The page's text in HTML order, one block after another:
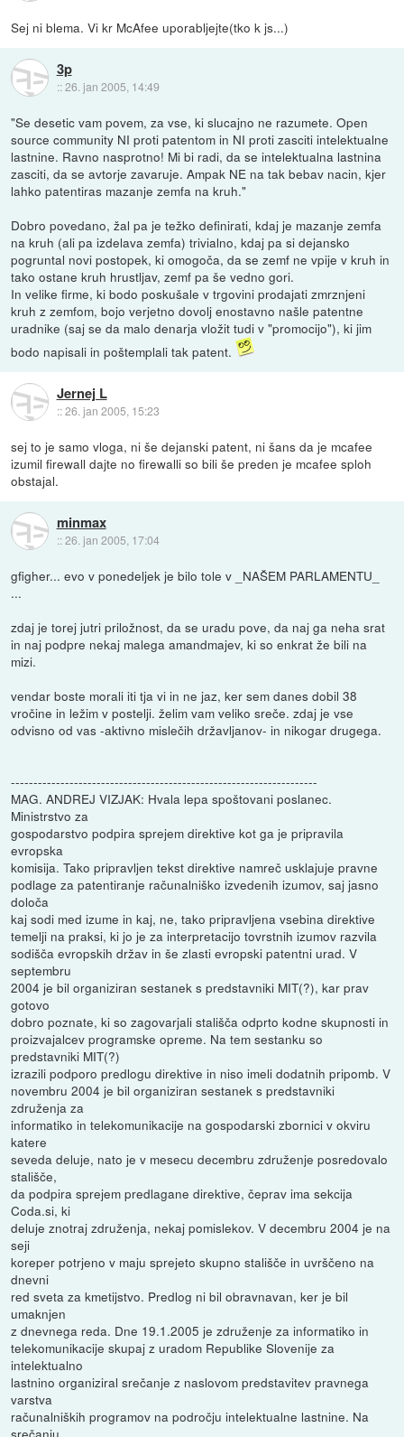
Sej ni blema. Vi kr McAfee uporabljejte(tko k js...)
3p
::26. jan 2005, 14:49
"Se desetic vam povem, za vse, ki slucajno ne razumete. Open
source community NI proti patentom in NI proti zasciti intelektualne
lastnine. Ravno nasprotno! Mi bi radi, da se intelektualna lastnina
zasciti, da se avtorje zavaruje. Ampak NE na tak bebav nacin, kjer
lahko patentiras mazanje zemfa na kruh."
Dobro povedano, žal pa je težko definirati, kdaj je mazanje zemfa
na kruh (ali pa izdelava zemfa) trivialno, kdaj pa si dejansko
pogruntal novi postopek, ki omogoča, da se zemf ne vpije v kruh in
tako ostane kruh hrustljav, zemf pa še vedno gori.
In velike firme, ki bodo poskušale v trgovini prodajati zmrznjeni
kruh z zemfom, bojo verjetno dovolj enostavno našle patentne
uradnike (saj se da malo denarja vložit tudi v "promocijo"), ki jim
bodo napisali in poštemplali tak patent.
Jernej L
::26. jan 2005, 15:23
sej to je samo vloga, ni še dejanski patent, ni šans da je mcafee
izumil firewall dajte no firewalli so bili še preden je mcafee sploh
obstajal.
minmax
::26. jan 2005, 17:04
gfigher... evo v ponedeljek je bilo tole v _NAŠEM PARLAMENTU_
...
zdaj je torej jutri priložnost, da se uradu pove, da naj ga neha srat
in naj podpre nekaj malega amandmajev, ki so enkrat že bili na
mizi.
vendar boste morali iti tja vi in ne jaz, ker sem danes dobil 38
vročine in ležim v postelji. želim vam veliko sreče. zdaj je vse
odvisno od vas -aktivno mislečih državljanov- in nikogar drugega.
--------------------------------------------------------------------
MAG. ANDREJ VIZJAK: Hvala lepa spoštovani poslanec.
Ministrstvo za
gospodarstvo podpira sprejem direktive kot ga je pripravila
evropska
komisija. Tako pripravljen tekst direktive namreč usklajuje pravne
podlage za patentiranje računalniško izvedenih izumov, saj jasno
določa
kaj sodi med izume in kaj, ne, tako pripravljena vsebina direktive
temelji na praksi, ki jo je za interpretacijo tovrstnih izumov razvila
sodišča evropskih držav in še zlasti evropski patentni urad. V
septembru
2004 je bil organiziran sestanek s predstavniki MIT(?), kar prav
gotovo
dobro poznate, ki so zagovarjali stališča odprto kodne skupnosti in
proizvajalcev programske opreme. Na tem sestanku so
predstavniki MIT(?)
izrazili podporo predlogu direktive in niso imeli dodatnih pripomb. V
novembru 2004 je bil organiziran sestanek s predstavniki
združenja za
informatiko in telekomunikacije na gospodarski zbornici v okviru
katere
seveda deluje, nato je v mesecu decembru združenje posredovalo
stališče,
da podpira sprejem predlagane direktive, čeprav ima sekcija
Coda.si, ki
deluje znotraj združenja, nekaj pomislekov. V decembru 2004 je na
seji
koreper potrjeno v maju sprejeto skupno stališče in uvrščeno na
dnevni
red sveta za kmetijstvo. Predlog ni bil obravnavan, ker je bil
umaknjen
z dnevnega reda. Dne 19.1.2005 je združenje za informatiko in
telekomunikacije skupaj z uradom Republike Slovenije za
intelektualno
lastnino organiziral srečanje z naslovom predstavitev pravnega
varstva
računalniških programov na področju intelektualne lastnine. Na